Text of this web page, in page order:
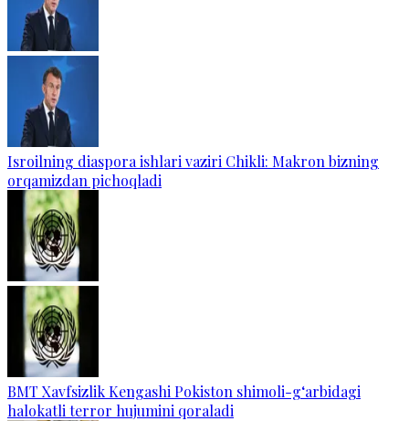
Isroilning diaspora ishlari vaziri Chikli: Makron bizning
orqamizdan pichoqladi
BMT Xavfsizlik Kengashi Pokiston shimoli-g‘arbidagi
halokatli terror hujumini qoraladi